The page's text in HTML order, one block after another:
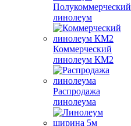
Полукоммерческий
линолеум
Коммерческий
линолеум КМ2
Распродажа
линолеума